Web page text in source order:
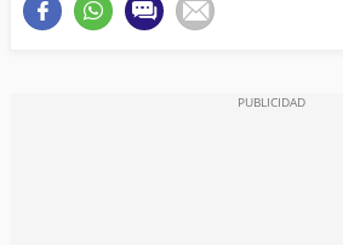
TODAS LAS CATEGORÍAS